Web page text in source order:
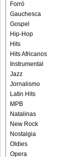
Forró
Gauchesca
Gospel
Hip-Hop
Hits
Hits Africanos
Instrumental
Jazz
Jornalismo
Latin Hits
MPB
Natalinas
New Rock
Nostalgia
Oldies
Opera